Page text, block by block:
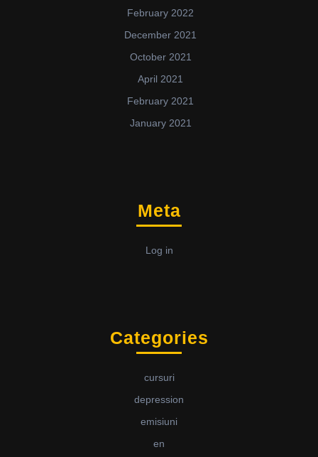
February 2022
December 2021
October 2021
April 2021
February 2021
January 2021
Meta
Log in
Categories
cursuri
depression
emisiuni
en